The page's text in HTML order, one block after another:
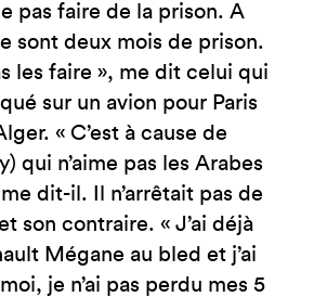
pas faire de la prison. A
sont deux mois de prison.
les faire », me dit celui qui
sur un avion pour Paris
« C’est à cause de
qui n’aime pas les Arabes
dit-il. Il n’arrêtait pas de
son contraire. « J’ai déjà
Mégane au bled et j’ai
je n’ai pas perdu mes 5